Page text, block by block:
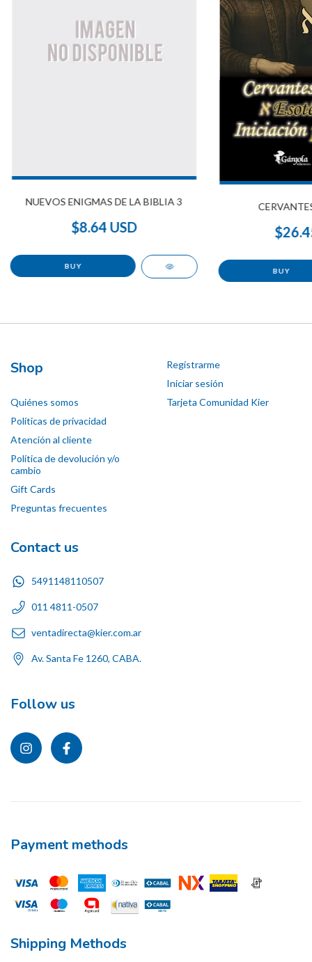
NUEVOS ENIGMAS DE LA BIBLIA 3
$8.64 USD
Shop
Quiénes somos
Políticas de privacidad
Atención al cliente
Política de devolución y/o
cambio
Gift Cards
Preguntas frecuentes
Registrarme
Iniciar sesión
Tarjeta Comunidad Kier
Contact us
5491148110507
011 4811-0507
ventadirecta@kier.com.ar
Av. Santa Fe 1260, CABA.
Follow us
Payment methods
Shipping Methods